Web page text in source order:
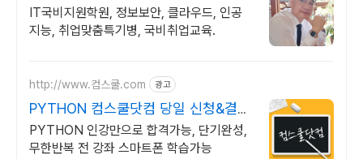
력전문가 IT취업상담
IT국비지원학원, 정보보안, 클라우드, 인공
지능, 취업맞춤특기병, 국비취업교육.
http://www.컴스쿨.com 광고
PYTHON 컴스쿨닷컴 당일 신청&결제
시 기프티콘!
PYTHON 인강만으로 합격가능, 단기완성,
무한반복 전 강좌 스마트폰 학습가능